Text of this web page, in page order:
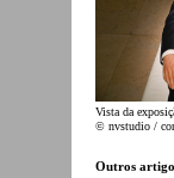
Vista da
© nvstudio /
Outros